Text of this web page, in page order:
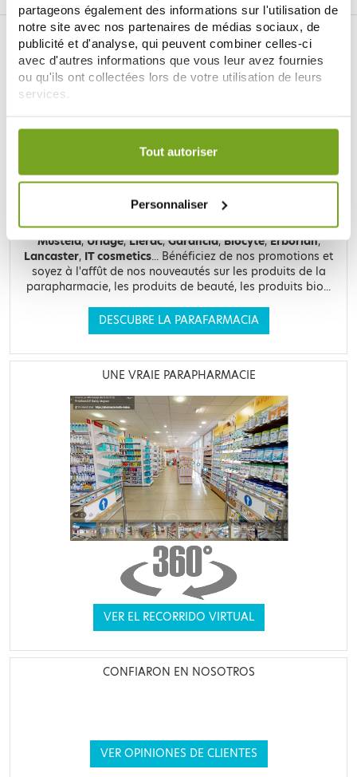
partageons également des informations sur l'utilisation de
notre site avec nos partenaires de médias sociaux, de
publicité et d'analyse, qui peuvent combiner celles-ci
avec d'autres informations que vous leur avez fournies
ou qu'ils ont collectées lors de votre utilisation de leurs
services.
Votre choix de consentement est conservé pendant une
Tout autoriser
Personnaliser
DROGUERÍA ONLINE BALDY MÉJEAN
LE SITE DE PARAPHARMACIE EN LIGNE
nombreuses offres et promotions ainsi que toutes vos
marques préférées,Filorga,Nuxe,Caudalie,Rosebaie,
Mustela,Uriage,Lierac,Garancia,Biocyte,Erborian,
Lancaster, IT cosmetics... Bénéficiez de nos promotions et
soyez à l'affût de nos nouveautés sur les produits de la
parapharmacie, les produits de beauté, les produits bio...
DESCUBRE LA PARAFARMACIA
UNE VRAIE PARAPHARMACIE
VER EL RECORRIDO VIRTUAL
CONFIARON EN NOSOTROS
VER OPINIONES DE CLIENTES